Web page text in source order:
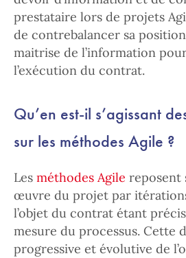
prestataire lors de projets
de contrebalancer sa
maitrise de l’information
l’exécution du contrat.
Qu’en est-il s’agissant
sur les méthodes Agile ?
Les méthodes Agile reposent
œuvre du projet par
l’objet du contrat étant
mesure du processus. Cette
progressive et évolutive de